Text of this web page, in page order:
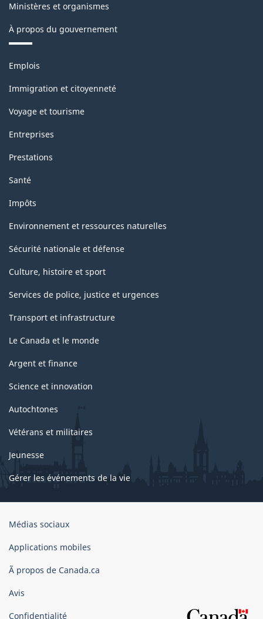
Ministères et organismes
À propos du gouvernement
Thèmes
sujets
Emplois
Immigration et citoyenneté
Voyage et tourisme
Entreprises
Prestations
Santé
Impôts
Environnement et ressources naturelles
Sécurité nationale et défense
Culture, histoire et sport
Services de police, justice et urgences
Transport et infrastructure
Le Canada et le monde
Argent et finance
Science et innovation
Autochtones
Vétérans et militaires
Jeunesse
Gérer les événements de la vie
Organisation
gouvernement
Canada
Médias sociaux
Applications mobiles
Ã propos de Canada.ca
Avis
Confidentialité